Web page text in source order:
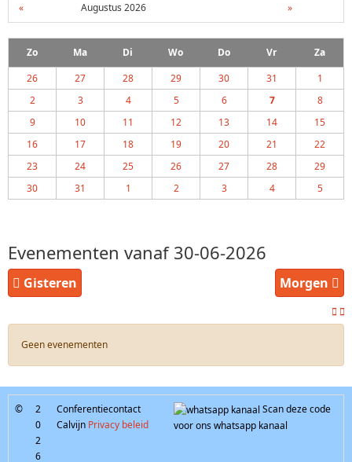
« Augustus 2026 »
Zo Ma Di Wo Do Vr
Za
26
27 28 29 30 31
1
2
3 4 5 6 7
8
9
10 11 12 13 14
15
16
17 18 19 20 21
22
23
24 25 26 27 28
29
30
31 1 2 3 4 5
Evenementen vanaf 30-06-2026
Gisteren Morgen
Geen evenementen
©
2
0
2
6
Conferentiecontact
Calvijn Privacy beleid
Scan deze code
voor ons whatsapp kanaal